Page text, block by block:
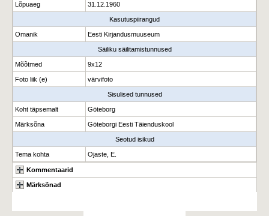
Lõpuaeg 31.12.1960
Kasutuspiirangud
Omanik Eesti Kirjandusmuuseum
Säiliku säilitamistunnused
Mõõtmed 9x12
Foto liik (e) värvifoto
Sisulised tunnused
Koht täpsemalt Göteborg
Märksõna Göteborgi Eesti Täienduskool
Seotud isikud
Tema kohta Ojaste, E.
Kommentaarid
Märksõnad